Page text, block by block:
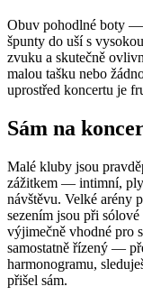
Obuv pohodlné boty —
špunty do uší s
zvuku a skutečně
malou tašku nebo
uprostřed koncertu je
Sám na
Malé kluby jsou
zážitkem — intimní,
návštěvu. Velké arény
sezením jsou při
výjimečně vhodné pro
samostatně řízený —
harmonogramu,
přišel sám.